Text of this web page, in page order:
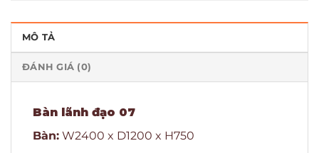
MÔ TẢ
ĐÁNH GIÁ (0)
Bàn lãnh đạo 07
Bàn: W2400 x D1200 x H750